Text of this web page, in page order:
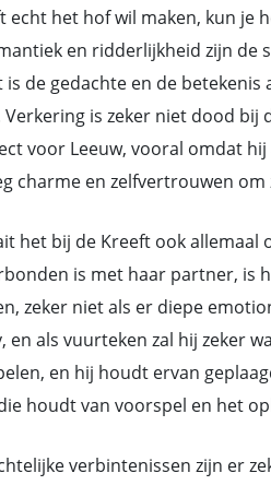
echt het hof wil maken, kun
en ridderlijkheid zijn de
de gedachte en de
is zeker niet dood bij
voor Leeuw, vooral omdat
charme en zelfvertrouwen
het bij de Kreeft ook allemaal
is met haar partner, is
zeker niet als er diepe
en als vuurteken zal hij zeker
en hij houdt ervan
houdt van voorspel en het
verbintenissen zijn er